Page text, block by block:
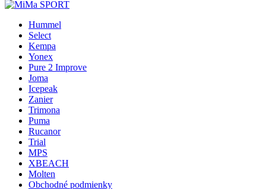
Hummel
Select
Kempa
Yonex
Pure 2 Improve
Joma
Icepeak
Zanier
Trimona
Puma
Rucanor
Trial
MPS
XBEACH
Molten
Obchodné podmienky